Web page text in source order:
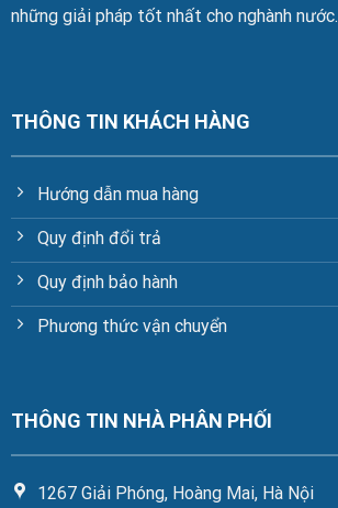
những giải pháp tốt nhất cho nghành nước.
THÔNG TIN KHÁCH HÀNG
Hướng dẫn mua hàng
Quy định đổi trả
Quy định bảo hành
Phương thức vận chuyển
THÔNG TIN NHÀ PHÂN PHỐI
1267 Giải Phóng, Hoàng Mai, Hà Nội